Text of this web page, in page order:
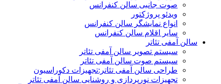
صوت جانبی سالن کنفرانس
ویدئو پروژکتور
انواع نمایشگر سالن کنفرانس
سایر اقلام سالن کنفرانس
سالن آمفی تئاتر
سیستم تصویر سالن آمفی تئاتر
سیستم صوت سالن آمفی تئاتر
طراحی سالن آمفی تئاتر:تجهیزات دکوراسیون
تجهیزات نورپردازی و روشنایی سالن آمفی تئاتر